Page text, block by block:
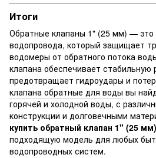
Итоги
Обратные клапаны 1" (25 мм) —
водопровода, который защищает
водомеры от обратного потока
клапана обеспечивает стабильную
предотвращает гидроудары и
клапана обратные для воды вы
горячей и холодной воды, с
конструкции и долговечными
купить обратный клапан 1" (25 мм)
подходящую модель для любых
водопроводных систем.